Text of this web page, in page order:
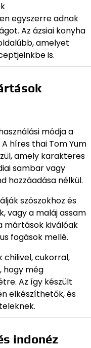
egyszerre adnak
Az ázsiai konyha
amelyet
is.
módja a
híres thai Tom Yum
amely karakteres
sambar vagy
hozzáadása nélkül.
szószokhoz és
vagy a maláj assam
mártások kiválóak
fogások mellé.
cukorral,
hogy még
Az így készült
elkészíthetők, és
indonéz